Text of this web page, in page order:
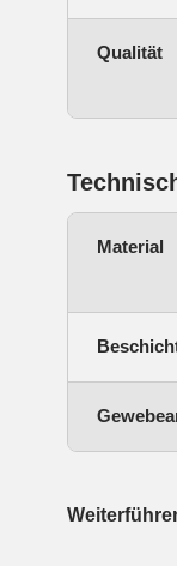
Qualität
Material